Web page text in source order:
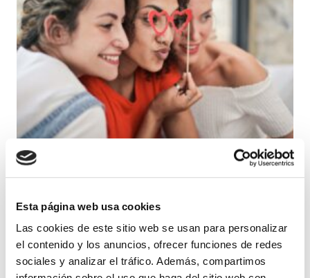
Esta página web usa cookies
Las cookies de este sitio web se usan para personalizar
el contenido y los anuncios, ofrecer funciones de redes
sociales y analizar el tráfico. Además, compartimos
INVESTIGACIÓN
La mitad de las mujeres
con endometriosis